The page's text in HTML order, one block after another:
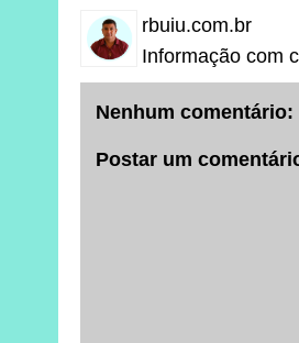
rbuiu.com.br
Informação com
Nenhum comentário:
Postar um